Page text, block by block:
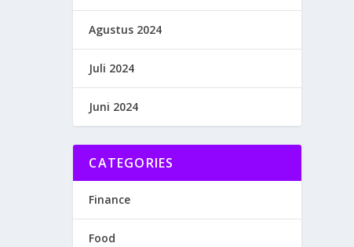
Agustus 2024
Juli 2024
Juni 2024
CATEGORIES
Finance
Food